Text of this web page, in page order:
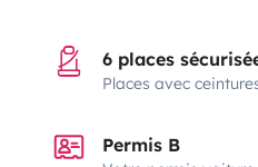
6 places
Places avec
Permis B